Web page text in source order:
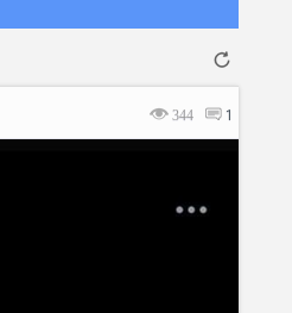
344 1